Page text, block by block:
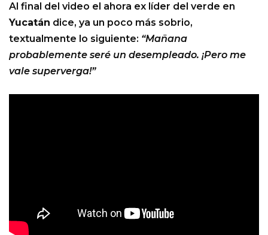
Al final del video el ahora ex líder del verde en
Yucatán dice, ya un poco más sobrio,
textualmente lo siguiente: “Mañana
probablemente seré un desempleado. ¡Pero me
vale superverga!”